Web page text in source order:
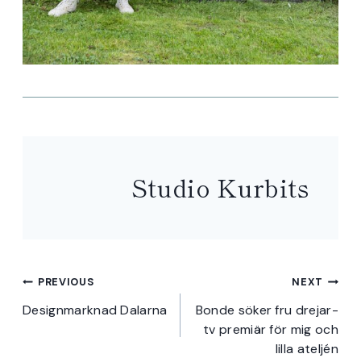
Studio Kurbits
Inläggsnavigering
PREVIOUS
Designmarknad Dalarna
NEXT
Bonde söker fru drejar-
tv premiär för mig och
lilla ateljén